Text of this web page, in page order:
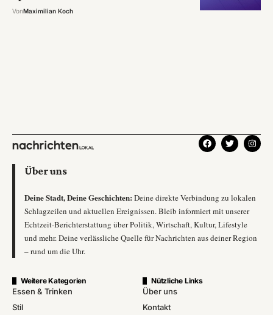
VonMaximilian Koch
Über uns
Deine Stadt, Deine Geschichten: Deine direkte Verbindung zu lokalen
Schlagzeilen und aktuellen Ereignissen. Bleib informiert mit unserer
Echtzeit-Berichterstattung über Politik, Wirtschaft, Kultur, Lifestyle
und mehr. Deine verlässliche Quelle für Nachrichten aus deiner Region
– rund um die Uhr.
Weitere Kategorien
Essen & Trinken
Stil
Nützliche Links
Über uns
Kontakt